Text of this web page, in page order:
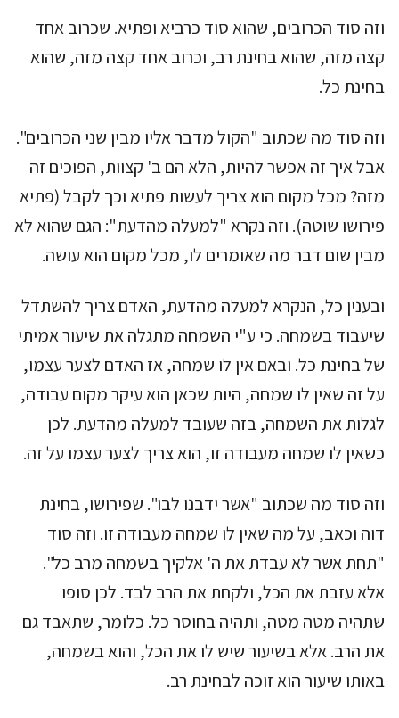
וזה סוד הכרובים, שהוא סוד כרביא ופתיא. שכרוב אחד
קצה מזה, שהוא בחינת רב, וכרוב אחד קצה מזה, שהוא
בחינת כל.
וזה סוד מה שכתוב "הקול מדבר אליו מבין שני הכרובים".
אבל איך זה אפשר להיות, הלא הם ב' קצוות, הפוכים זה
מזה? מכל מקום הוא צריך לעשות פתיא וכך לקבל (פתיא
פירושו שוטה). וזה נקרא "למעלה מהדעת": הגם שהוא לא
מבין שום דבר מה שאומרים לו, מכל מקום הוא עושה.
ובענין כל, הנקרא למעלה מהדעת, האדם צריך להשתדל
שיעבוד בשמחה. כי ע"י השמחה מתגלה את שיעור אמיתי
של בחינת כל. ובאם אין לו שמחה, אז האדם לצער עצמו,
על זה שאין לו שמחה, היות שכאן הוא עיקר מקום עבודה,
לגלות את השמחה, בזה שעובד למעלה מהדעת. לכן
כשאין לו שמחה מעבודה זו, הוא צריך לצער עצמו על זה.
וזה סוד מה שכתוב "אשר ידבנו לבו". שפירושו, בחינת
דוה וכאב, על מה שאין לו שמחה מעבודה זו. וזה סוד
"תחת אשר לא עבדת את ה' אלקיך בשמחה מרב כל".
אלא עזבת את הכל, ולקחת את הרב לבד. לכן סופו
שתהיה מטה מטה, ותהיה בחוסר כל. כלומר, שתאבד גם
את הרב. אלא בשיעור שיש לו את הכל, והוא בשמחה,
באותו שיעור הוא זוכה לבחינת רב.